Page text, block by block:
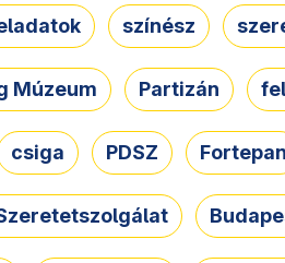
színész
Múzeum Partizán
csiga PDSZ Fortepan